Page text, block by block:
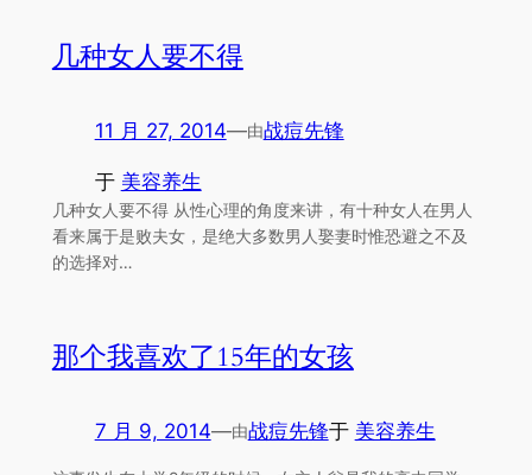
几种女人要不得
11 月 27, 2014—由战痘先锋
于 美容养生
几种女人要不得 从性心理的角度来讲，有十种女人在男人
看来属于是败夫女，是绝大多数男人娶妻时惟恐避之不及
的选择对…
那个我喜欢了15年的女孩
7 月 9, 2014—由战痘先锋于 美容养生